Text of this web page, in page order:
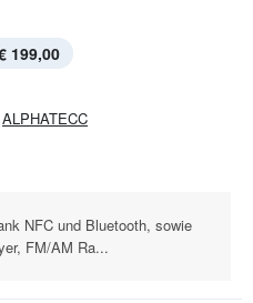
199,00
ALPHATECC
NFC und Bluetooth, sowie
FM/AM Ra...